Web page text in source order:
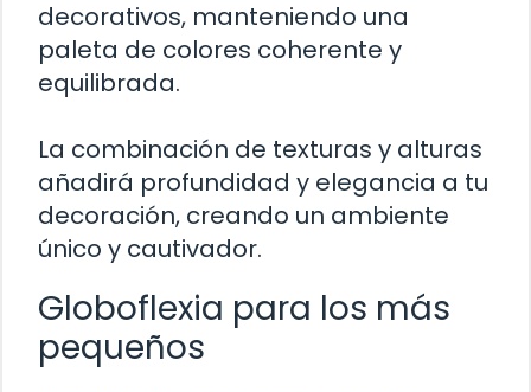
decorativos, manteniendo una
paleta de colores coherente y
equilibrada.
La combinación de texturas y alturas
añadirá profundidad y elegancia a tu
decoración, creando un ambiente
único y cautivador.
Globoflexia para los más
pequeños